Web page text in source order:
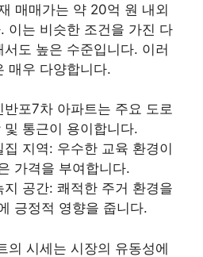
매매가는 약 20억 원 내외
이는 비슷한 조건을 가진 다
도 높은 수준입니다. 이러
매우 다양합니다.
반포7차 아파트는 주요 도로
및 통근이 용이합니다.
지역: 우수한 교육 환경이
가격을 부여합니다.
지 공간: 쾌적한 주거 환경을
긍정적 영향을 줍니다.
의 시세는 시장의 유동성에